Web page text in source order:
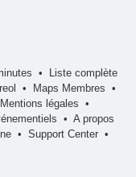
•
Liste complète
• Maps Membres •
Mentions légales •
• A propos
• Support Center •